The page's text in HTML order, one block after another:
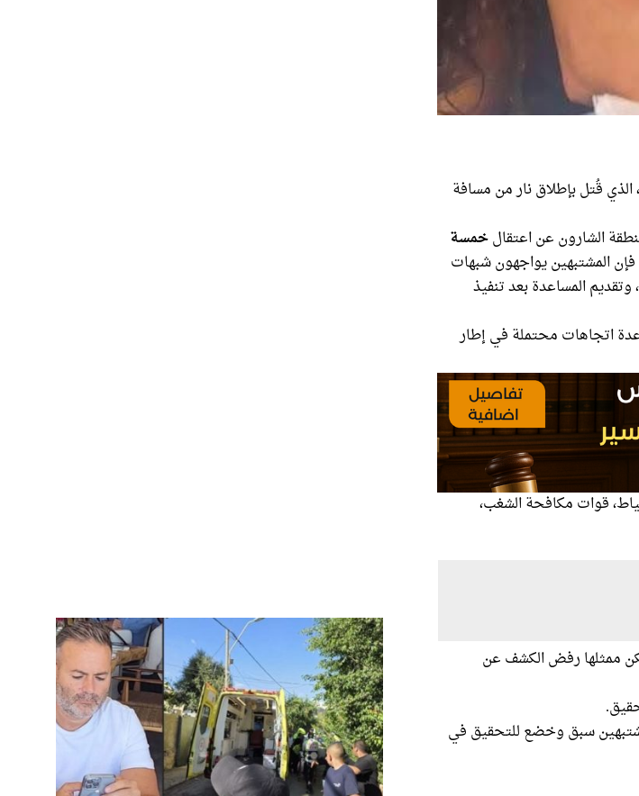
قُتل بإطلاق نار من مسافة
الشارون عن اعتقالخمسة
المشتبهين يواجهون شبهات
المساعدة بعد تنفيذ
اتجاهات محتملة في إطار
قوات مكافحة الشغب،
ممثلها رفض الكشف عن
سبق وخضع للتحقيق في